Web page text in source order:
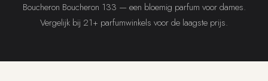
Boucheron Boucheron 133 — een bloemig parfum voor dames.
Vergelijk bij 21+ parfumwinkels voor de laagste prijs.